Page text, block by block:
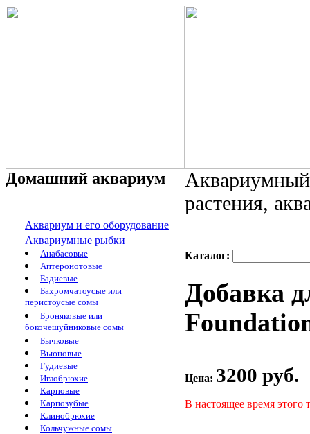
Домашний аквариум
Аквариум и его оборудование
Аквариумные рыбки
Анабасовые
Аптеронотовые
Бадиевые
Бахромчатоусые или
перистоусые сомы
Броняковые или
бокочешуйниковые сомы
Бычковые
Вьюновые
Гудиевые
Иглобрюхие
Карповые
Карпозубые
Клинобрюхие
Кольчужные сомы
растения,
Каталог:
Добавка
Цена: 3200 руб.
В настоящее время этого